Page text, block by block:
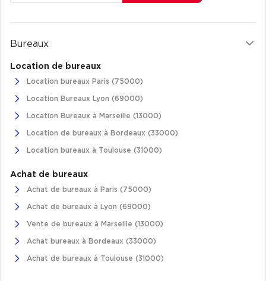
Bureaux
Location de bureaux
Location bureaux Paris (75000)
Location Bureaux Lyon (69000)
Location Bureaux à Marseille (13000)
Location de bureaux à Bordeaux (33000)
Location bureaux à Toulouse (31000)
Achat de bureaux
Achat de bureaux à Paris (75000)
Achat de bureaux à Lyon (69000)
Vente de bureaux à Marseille (13000)
Achat bureaux à Bordeaux (33000)
Achat de bureaux à Toulouse (31000)